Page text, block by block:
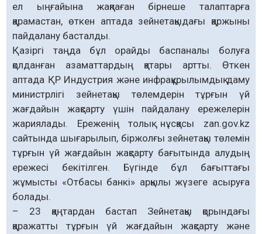
ел ыңғайына жақпаған бірнеше талаптарға
қарамастан, өткен аптада зейнетақыдағы қаржыны
пайдалану басталды.
Қазіргі таңда бұл орайды баспаналы болуға
қолданған азаматтардың қатары артты. Өткен
аптада ҚР Индустрия және инфрақұрылымдық даму
министрлігі зейнетақы төлемдерін тұрғын үй
жағдайын жақсарту үшін пайдалану ережелерін
жариялады. Ереженің толық нұсқасы zan.gov.kz
сайтында шығарылып, біржолғы зейнетақы төлемін
тұрғын үй жағдайын жақсарту бағытында алудың
ережесі бекітілген. Бүгінде бұл бағыттағы
жұмысты «Отбасы банкі» арқылы жүзеге асыруға
болады.
– 23 қаңтардан бастап Зейнетақы қорындағы
қаражатты тұрғын үй жағдайын жақсарту және